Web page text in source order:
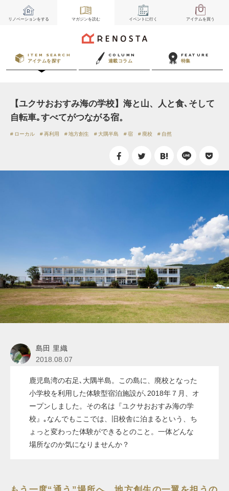
リノベーションをする マガジンを読む イベント に行く アイテムを買う
ITEM SEARCH
アイテムを探す
COLUMN
連載コラム
FEATURE
特集
【ユクサおおすみ海の学校】海と山、人と食､そして
自転車｡すべてがつながる宿。
ローカル 再利用 地方創生 大隅半島 宿 廃校 自然
島田 里織
2018.08.07
鹿児島湾の右足､大隅半島。この島に、廃校となった
小学校を利用した体験型宿泊施設が､2018年７月、オ
ープンしました。その名は『ユクサおおすみ海の学
校』｡なんでもここでは、旧校舎に泊まるという、ち
ょっと変わった体験ができるとのこと。一体どんな
場所なのか気になりませんか？